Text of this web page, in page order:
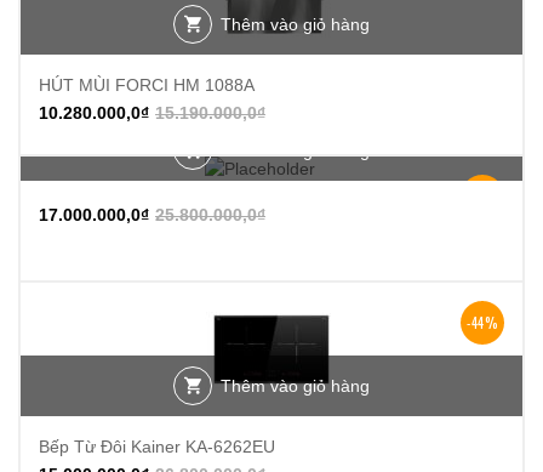
Thêm vào giỏ hàng
HÚT MÙI FORCI HM 1088A
15.190.000,0₫
10.280.000,0₫
25.800.000,0₫
17.000.000,0₫
-44%
Thêm vào giỏ hàng
Bếp Từ Đôi Kainer KA-6262EU